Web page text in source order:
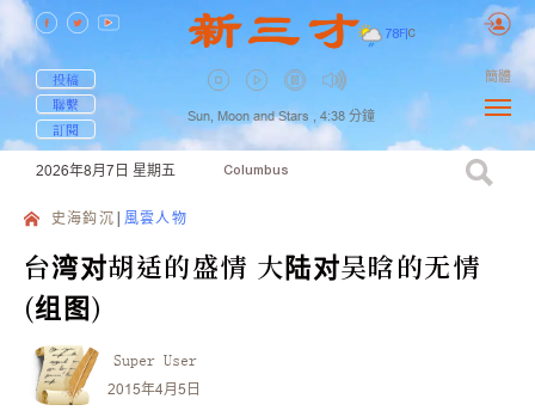
78F| C
投稿
聯繫
訂閱
Sun, Moon and Stars , 4:38 分鐘
簡體
2026年8月7日 星期五 Columbus
史海鈎沉 風雲人物
台湾对胡适的盛情 大陆对吴晗的无情
(组图)
Super User
2015年4月5日